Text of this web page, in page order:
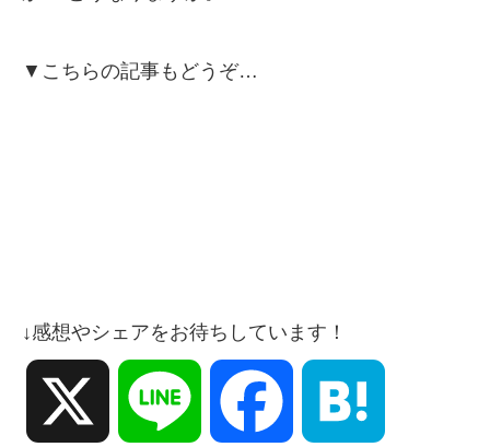
▼こちらの記事もどうぞ…
↓感想やシェアをお待ちしています！
Line Facebook